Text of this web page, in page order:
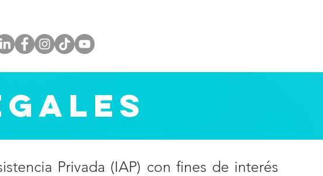
Privada (IAP) con fines de interés